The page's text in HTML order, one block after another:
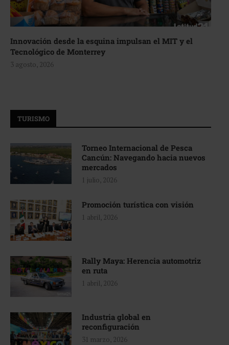
Innovación desde la esquina impulsan el MIT y el
Tecnológico de Monterrey
3 agosto, 2026
TURISMO
Torneo Internacional de Pesca
Cancún: Navegando hacia nuevos
mercados
1 julio, 2026
Promoción turística con visión
1 abril, 2026
Rally Maya: Herencia automotriz
en ruta
1 abril, 2026
Industria global en
reconfiguración
31 marzo, 2026